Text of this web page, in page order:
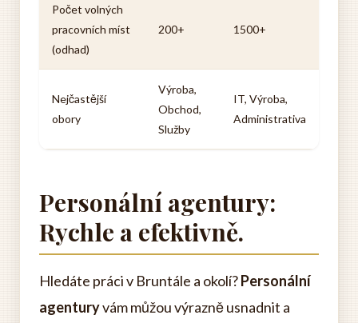
Počet volných
pracovních míst
(odhad)
200+ 1500+
Nejčastější
obory
Výroba,
Obchod,
Služby
IT, Výroba,
Administrativa
Personální agentury:
Rychle a efektivně.
Hledáte práci v Bruntále a okolí?Personální
agenturyvám můžou výrazně usnadnit a